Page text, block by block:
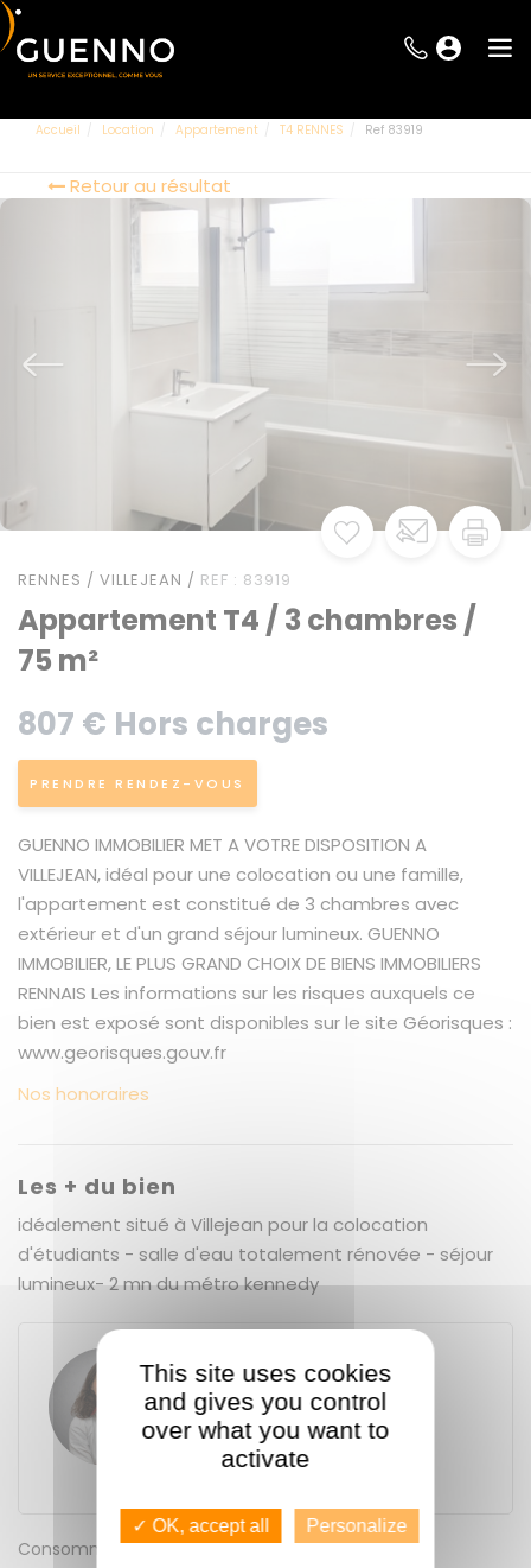
Accueil Location Appartement T4 RENNES Ref 83919
Retour au résultat
RENNES / VILLEJEAN / REF : 83919
Appartement T4 / 3 chambres /
75 m²
807 € Hors charges
PRENDRE RENDEZ-VOUS
GUENNO IMMOBILIER MET A VOTRE DISPOSITION A
VILLEJEAN, idéal pour une colocation ou une famille,
l'appartement est constitué de 3 chambres avec
extérieur et d'un grand séjour lumineux. GUENNO
IMMOBILIER, LE PLUS GRAND CHOIX DE BIENS IMMOBILIERS
RENNAIS Les informations sur les risques auxquels ce
bien est exposé sont disponibles sur le site Géorisques :
www.georisques.gouv.fr
Nos honoraires
Les + du bien
idéalement situé à Villejean pour la colocation
d'étudiants - salle d'eau totalement rénovée - séjour
lumineux- 2 mn du métro kennedy
Maud BLESTEAU
GUENNO - GUENNO LOCATION
11 place du Bas des Lices
35000Rennes
+33 7 80 97 74 39
Consommation énergétique C
This site uses cookies
and gives you control
over what you want to
activate
✓ OK, accept all Personalize